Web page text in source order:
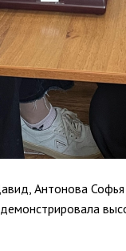
Антонова